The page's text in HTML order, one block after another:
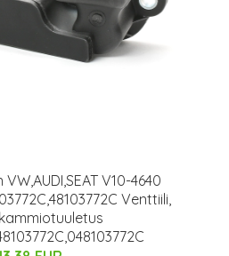
V10-4640
Venttiili,